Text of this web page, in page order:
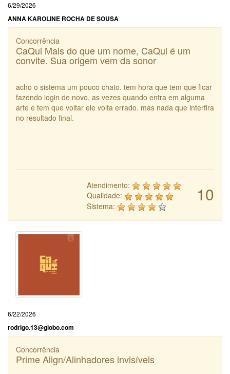
6/29/2026
ANNA KAROLINE ROCHA DE SOUSA
Concorrência
CaQui Mais do que um nome, CaQui é um
convite. Sua origem vem da sonor
acho o sistema um pouco chato. tem hora que tem que ficar
fazendo login de novo, as vezes quando entra em alguma
arte e tem que voltar ele volta errado. mas nada que interfira
no resultado final.
10
Atendimento:
Qualidade:
Sistema:
6/22/2026
rodrigo.13@globo.com
Concorrência
Prime Align/Alinhadores invisíveis